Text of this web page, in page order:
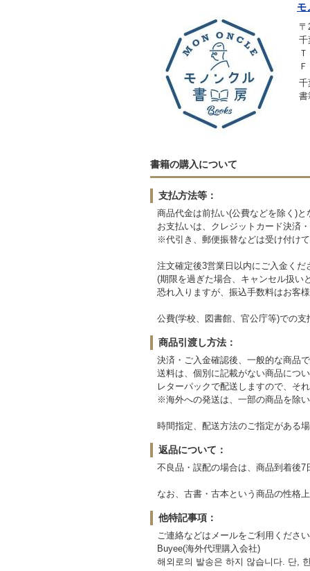
モ
〒
千
千
書籍の購入について
支払方法等：
商品代金は前払い(公費などを除く)と
お支払いは、クレジットカード決済
※代引き、郵便振替などは受け付け
注文確定後3営業日以内にご入金くだ
(期限を過ぎた場合、キャンセル扱い
恐れ入りますが、振込手数料はお客
公費(学校、図書館、官公庁等)での
商品引渡し方法：
決済・ご入金確認後、一般的な商品
送料は、個別に記載がない商品につ
レターパックで配送しますので、そ
※海外への発送は、一部の商品を除
時間指定、配送方法のご指定がある
返品について：
不良品・誤配の場合は、商品到着後
なお、古書・古本という商品の性格
他特記事項：
ご連絡などはメールをご利用くださ
Buyee(海外代理購入会社)
해외로의 발송은 하지 않습니다. 단,